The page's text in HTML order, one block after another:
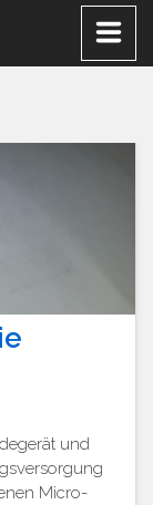
und
Micro-